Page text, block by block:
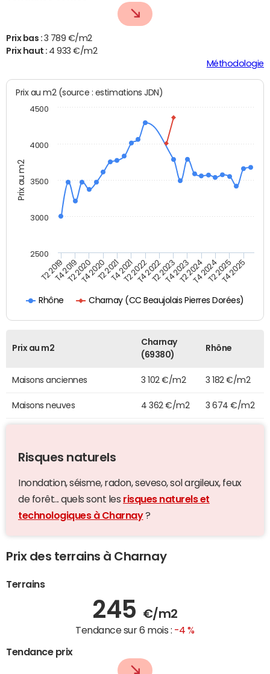
Prix bas : 3 789 €/m2
Prix haut : 4 933 €/m2
Méthodologie
Prix au m2
Prix au m2 (source : estimations JDN)
Rhône Charnay (CC Beaujolais Pierres Dorées)
T2 2019T4 2019T2 2020T4 2020T2 2021T4 2021T2 2022T4 2022T2 2023T4 2023T2 2024T4 2024T2 2025T4 2025
2500
3000
3500
4000
4500
Prix au m2
Charnay
(69380)
Rhône
Maisons anciennes 3 102 €/m2 3 182 €/m2
Maisons neuves 4 362 €/m2 3 674 €/m2
Risques naturels
Inondation, séisme, radon, seveso, sol argileux, feux
de forêt... quels sont les risques naturels et
technologiques à Charnay?
Prix des terrains à Charnay
Terrains
245 €/m2
Tendance sur 6 mois : -4 %
Tendance prix